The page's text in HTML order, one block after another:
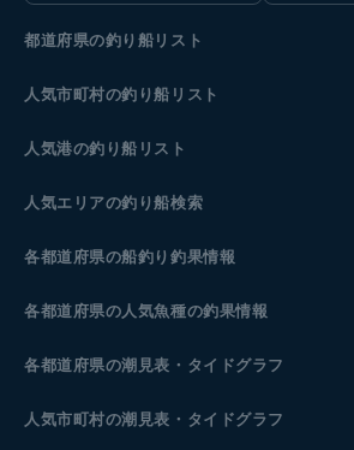
都道府県の釣り船リスト
人気市町村の釣り船リスト
人気港の釣り船リスト
人気エリアの釣り船検索
各都道府県の船釣り釣果情報
各都道府県の人気魚種の釣果情報
各都道府県の潮見表 ・タイドグラフ
人気市町村の潮見表・タイドグラフ